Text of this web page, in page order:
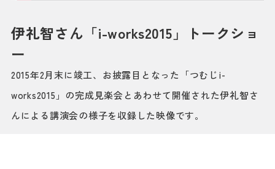
伊礼智さん「i-works2015」トークショ
ー
2015年2月末に竣工、お披露目となった「つむじi-
works2015」の完成見楽会とあわせて開催された伊礼智さ
んによる講演会の様子を収録した映像です。